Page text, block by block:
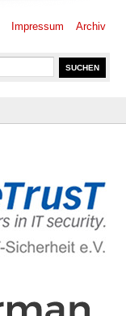
Impressum Archiv